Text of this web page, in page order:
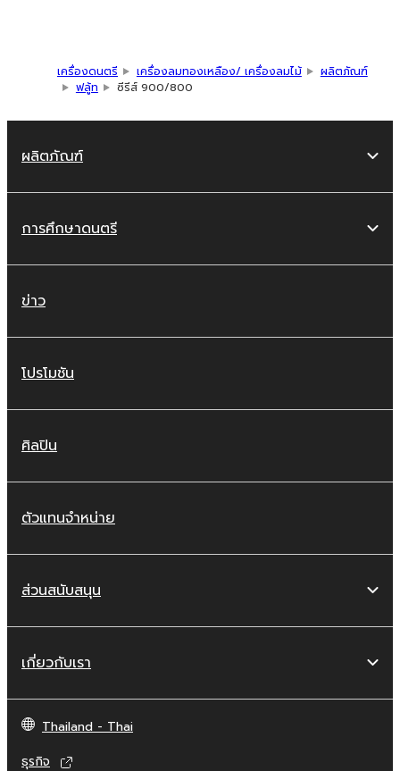
เครื่องดนตรี เครื่องลมทองเหลือง/ เครื่องลมไม้
ผลิตภัณฑ์
ฟลู้ท
ซีรีส์ 900/800
ผลิตภัณฑ์
การศึกษาดนตรี
ข่าว
โปรโมชัน
ศิลปิน
ตัวแทนจำหน่าย
ส่วนสนับสนุน
เกี่ยวกับเรา
Thailand - Thai
ธุรกิจ